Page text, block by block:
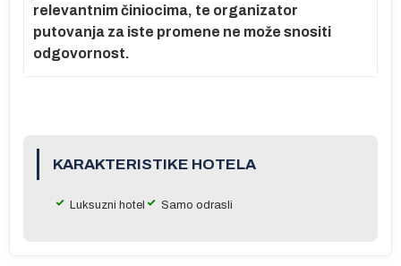
relevantnim činiocima, te organizator
putovanja za iste promene ne može snositi
odgovornost.
KARAKTERISTIKE HOTELA
Luksuzni hotel Samo odrasli